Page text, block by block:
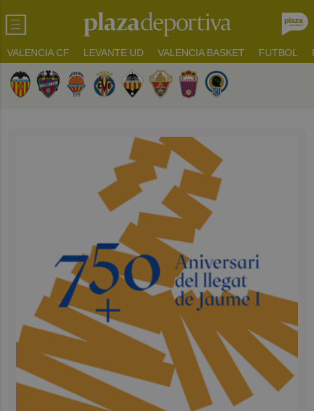
VALENCIA CF LEVANTE UD VALENCIA BASKET FUTBOL